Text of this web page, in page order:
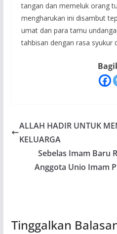
tangan dan memeluk orang
mengharukan ini disambut
umat dan para tamu
tahbisan dengan rasa syukur
ALLAH HADIR UNTUK
KELUARGA
Sebelas Imam Baru
Anggota Unio Imam
Tinggalkan